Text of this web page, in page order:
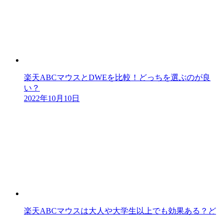
楽天ABCマウスとDWEを比較！どっちを選ぶのが良
い？
2022年10月10日
楽天ABCマウスは大人や大学生以上でも効果ある？ど